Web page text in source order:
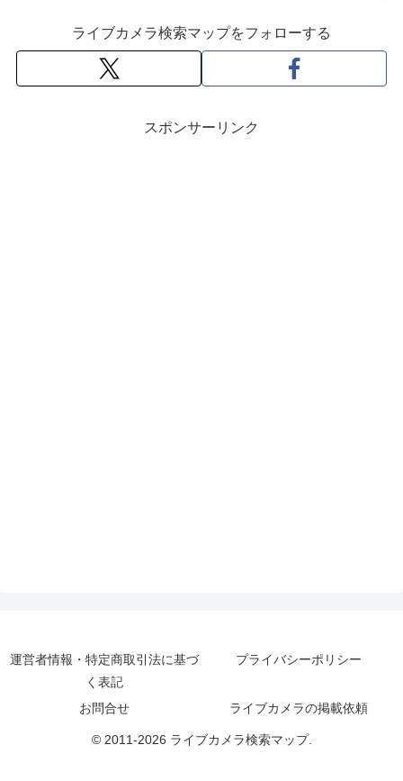
ライブカメラ検索マップをフォローする
スポンサーリンク
運営者情報・特定商取引法に基づ
く表記
プライバシーポリシー
お問合せ ライブカメラの掲載依頼
© 2011-2026 ライブカメラ検索マップ.